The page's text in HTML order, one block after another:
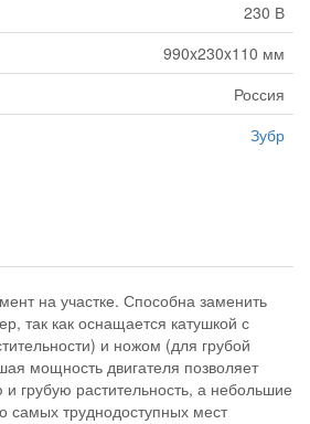
230 В
990x230x110 мм
Россия
Зубр
на участке. Способна заменить
так как оснащается катушкой с
и ножом (для грубой
мощность двигателя позволяет
и грубую растительность, а небольшие
самых труднодоступных мест